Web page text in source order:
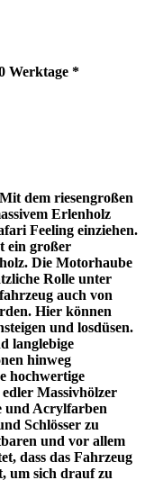
Werktage *
dem riesengroßen
Erlenholz
Feeling einziehen.
ein großer
Die Motorhaube
Rolle unter
auch von
Hier können
und losdüsen.
langlebige
hinweg
hochwertige
Massivhölzer
und Acrylfarben
Schlösser zu
und vor allem
dass das Fahrzeug
um sich drauf zu